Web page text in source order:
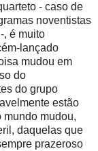
- caso de
noventistas
, é muito
lançado
mudou em
do
do grupo
estão
mundo mudou,
daquelas que
prazeroso